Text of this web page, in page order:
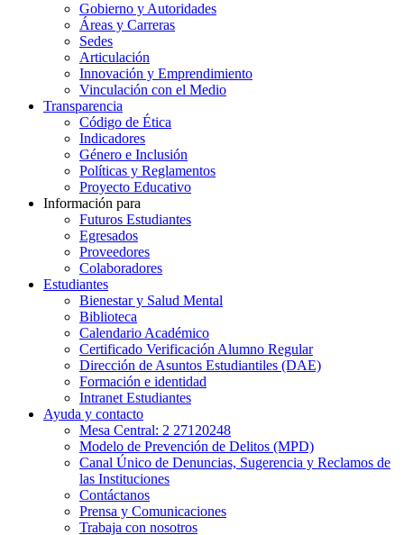
Gobierno y Autoridades​
Áreas y Carreras
Sedes
Articulación
Innovación y Emprendimiento
Vinculación con el Medio
Transparencia
Código de Ética
Indicadores
Género e Inclusión
Políticas y Reglamentos​
Proyecto Educativo
Información para
Futuros Estudiantes
Egresados
Proveedores
Colaboradores
Estudiantes
Bienestar y Salud Mental
Biblioteca
Calendario Académico
Certificado Verificación Alumno Regular
Dirección de Asuntos Estudiantiles (DAE)
Formación e identidad
Intranet Estudiantes
Ayuda y contacto
Mesa Central: 2 27120248
Modelo de Prevención de Delitos (MPD)
Canal Único de Denuncias, Sugerencia y Reclamos de
las Instituciones
Contáctanos
Prensa y Comunicaciones
Trabaja con nosotros